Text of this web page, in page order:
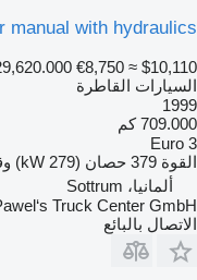
manual with hydraulics
€8,750 ≈ $10,110
السيارات القاطرة
1999
709.000 كم
Euro 3
القوة 379 حصان (279 kW)
ألمانيا، Sottrum
Truck Center GmbH
الاتصال بالبائع